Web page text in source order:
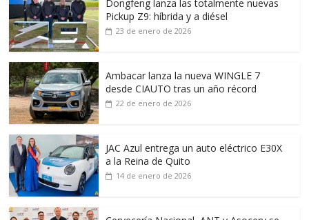
Dongfeng lanza las totalmente nuevas
Pickup Z9: híbrida y a diésel
23 de enero de 2026
Ambacar lanza la nueva WINGLE 7
desde CIAUTO tras un año récord
22 de enero de 2026
JAC Azul entrega un auto eléctrico E30X
a la Reina de Quito
14 de enero de 2026